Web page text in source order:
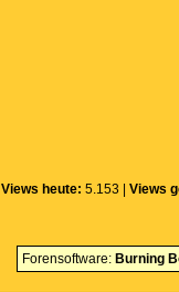
Views heute: 5.153 | Views
Forensoftware: Burning